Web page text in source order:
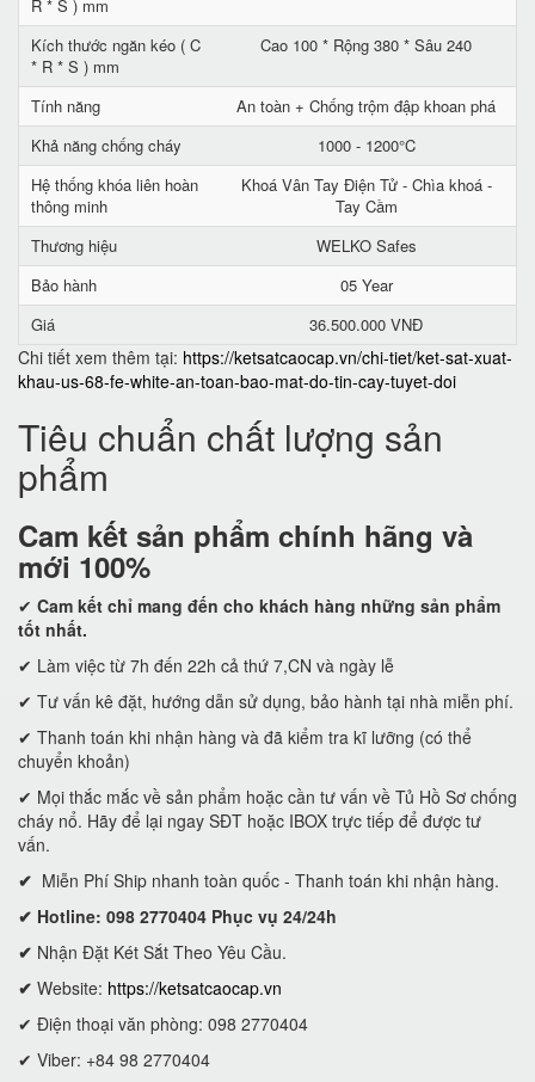
R * S ) mm
Kích thước ngăn kéo ( C
* R * S ) mm
Cao 100 * Rộng 380 * Sâu 240
Tính năng
An toàn + Chống trộm đập khoan phá
Khả năng chống cháy
1000 - 1200°C
Hệ thống khóa liên hoàn
thông minh
Khoá Vân Tay Điện Tử - Chìa khoá -
Tay Cầm
Thương hiệu
WELKO Safes
Bảo hành
05 Year
Giá
36.500.000 VNĐ
Chi tiết xem thêm tại: https://ketsatcaocap.vn/chi-tiet/ket-sat-xuat-
khau-us-68-fe-white-an-toan-bao-mat-do-tin-cay-tuyet-doi
Tiêu chuẩn chất lượng sản
phẩm
Cam kết sản phẩm chính hãng và
mới 100%
✔ Cam kết chỉ mang đến cho khách hàng những sản phẩm
tốt nhất.
✔ Làm việc từ 7h đến 22h cả thứ 7,CN và ngày lễ
✔ Tư vấn kê đặt, hướng dẫn sử dụng, bảo hành tại nhà miễn phí.
✔ Thanh toán khi nhận hàng và đã kiểm tra kĩ lưỡng (có thể
chuyển khoản)
✔ Mọi thắc mắc về sản phẩm hoặc cần tư vấn về Tủ Hồ Sơ chống
cháy nổ. Hãy để lại ngay SĐT hoặc IBOX trực tiếp để được tư
vấn.
✔ Miễn Phí Ship nhanh toàn quốc - Thanh toán khi nhận hàng.
✔ Hotline: 098 2770404 Phục vụ 24/24h
✔ Nhận Đặt Két Sắt Theo Yêu Cầu.
✔ Website: https://ketsatcaocap.vn
✔ Điện thoại văn phòng: 098 2770404
✔ Viber: +84 98 2770404